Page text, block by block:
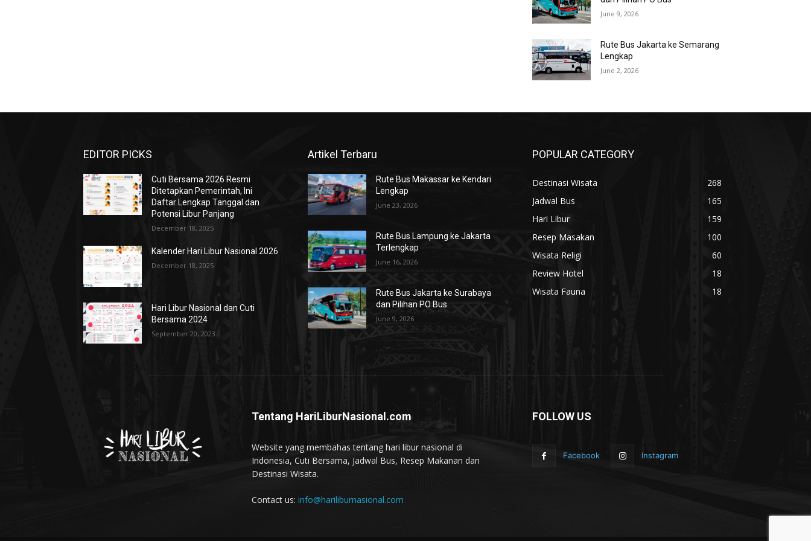
June 9, 2026
Rute Bus Jakarta ke Semarang
Lengkap
June 2, 2026
EDITOR PICKS
Cuti Bersama 2026 Resmi
Ditetapkan Pemerintah, Ini
Daftar Lengkap Tanggal dan
Potensi Libur Panjang
December 18, 2025
Kalender Hari Libur Nasional 2026
December 18, 2025
Hari Libur Nasional dan Cuti
Bersama 2024
September 20, 2023
Artikel Terbaru
Rute Bus Makassar ke Kendari
Lengkap
June 23, 2026
Rute Bus Lampung ke Jakarta
Terlengkap
June 16, 2026
Rute Bus Jakarta ke Surabaya
dan Pilihan PO Bus
June 9, 2026
POPULAR CATEGORY
Destinasi Wisata
268
Jadwal Bus
165
Hari Libur
159
Resep Masakan
100
Wisata Religi
60
Review Hotel
18
Wisata Fauna
18
Tentang HariLiburNasional.com
Website yang membahas tentang hari libur nasional di
Indonesia, Cuti Bersama, Jadwal Bus, Resep Makanan dan
Destinasi Wisata.
Contact us: info@hariliburnasional.com
FOLLOW US
Facebook Instagram